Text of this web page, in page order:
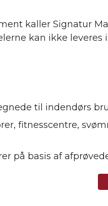
kaller Signatur
kan ikke
til indendørs
fitnesscentre,
på basis af